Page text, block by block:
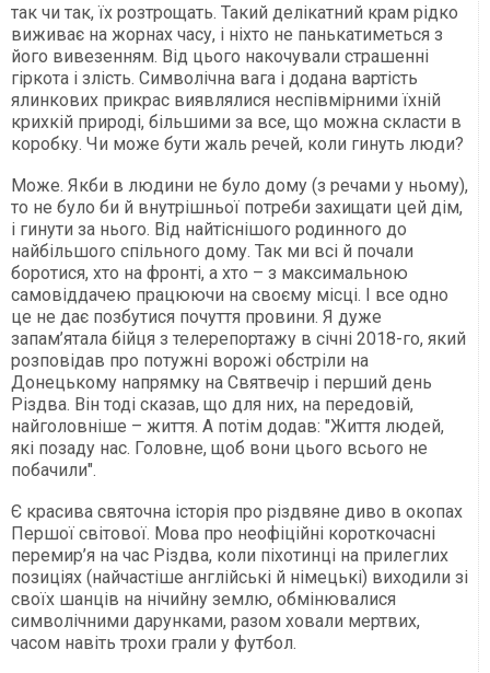
так чи так, їх розтрощать. Такий делікатний крам рідко
виживає на жорнах часу, і ніхто не панькатиметься з
його вивезенням. Від цього накочували страшенні
гіркота і злість. Символічна вага і додана вартість
ялинкових прикрас виявлялися неспівмірними їхній
крихкій природі, більшими за все, що можна скласти в
коробку. Чи може бути жаль речей, коли гинуть люди?
Може. Якби в людини не було дому (з речами у ньому),
то не було би й внутрішньої потреби захищати цей дім,
і гинути за нього. Від найтіснішого родинного до
найбільшого спільного дому. Так ми всі й почали
боротися, хто на фронті, а хто – з максимальною
самовіддачею працюючи на своєму місці. І все одно
це не дає позбутися почуття провини. Я дуже
запам’ятала бійця з телерепортажу в січні 2018-го, який
розповідав про потужні ворожі обстріли на
Донецькому напрямку на Святвечір і перший день
Різдва. Він тоді сказав, що для них, на передовій,
найголовніше – життя. А потім додав: "Життя людей,
які позаду нас. Головне, щоб вони цього всього не
побачили".
Є красива святочна історія про різдвяне диво в окопах
Першої світової. Мова про неофіційні короткочасні
перемир’я на час Різдва, коли піхотинці на прилеглих
позиціях (найчастіше англійські й німецькі) виходили зі
своїх шанців на нічийну землю, обмінювалися
символічними дарунками, разом ховали мертвих,
часом навіть трохи грали у футбол.